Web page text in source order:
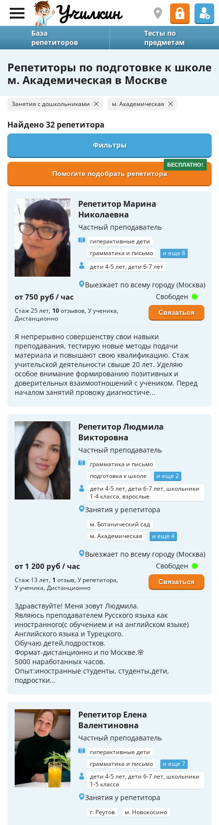
База
репетиторов
Тесты по
предметам
Репетиторы по подготовке к школе
м. Академическая в Москве
Занятия с дошкольниками м. Академическая
Найдено32 репетитора
Фильтры
БЕСПЛАТНО!
Помогите подобрать репетитора
Репетитор Марина
Николаевна
Частный преподаватель
гиперактивные дети
грамматика и письмо
и еще 8
дети 4-5 лет, дети 6-7 лет
Выезжает по всему городу (Москва)
от 750 руб / час
Стаж 25 лет 10отзывов У ученика
Дистанционно
Я непрерывно совершенству свои навыки
преподавания, тестирую новые методы подачи
материала и повышают свою квалификацию. Стаж
учительской деятельности свыше 20 лет. Уделяю
особое внимание формированию позитивных и
доверительных взаимоотношений с учеником. Перед
началом занятий провожу диагностиче...
Свободен
Связаться
Репетитор Людмила
Викторовна
Частный преподаватель
грамматика и письмо
подготовка к школе
и еще 2
дети 4-5 лет, дети 6-7 лет, школьники
1-4 класса, взрослые
Занятия у репетитора
м. Ботанический сад
м. Академическая
и еще 4
Выезжает по всему городу (Москва)
от 1 200 руб / час
Стаж 13 лет 1 отзыв У репетитора
У ученика Дистанционно
Здравствуйте! Меня зовут Людмила.
Являюсь преподавателем Русского языка как
иностранного(с обучением и на английском языке)
Английского языка и Турецкого.
Обучаю детей,подростков.
Формат-дистанционно и по Москве.🌸
5000 наработанных часов.
Опыт:иностранные студенты, студенты,дети,
подростки...
Свободен
Связаться
Репетитор Елена
Валентиновна
Частный преподаватель
гиперактивные дети
грамматика и письмо
и еще 7
дети 4-5 лет, дети 6-7 лет, школьники
1-5 класса
Занятия у репетитора
г. Реутов м. Новокосино